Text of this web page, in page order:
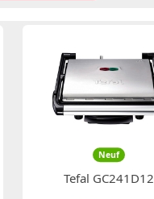
Neuf
Tefal GC241D12